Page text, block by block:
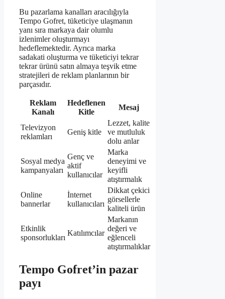
Bu pazarlama kanalları aracılığıyla
Tempo Gofret, tüketiciye ulaşmanın
yanı sıra markaya dair olumlu
izlenimler oluşturmayı
hedeflemektedir. Ayrıca marka
sadakati oluşturma ve tüketiciyi tekrar
tekrar ürünü satın almaya teşvik etme
stratejileri de reklam planlarının bir
parçasıdır.
Reklam
Kanalı
Hedeflenen
Kitle
Mesaj
Televizyon
reklamları
Geniş kitle
Lezzet, kalite
ve mutluluk
dolu anlar
Sosyal medya
kampanyaları
Genç ve
aktif
kullanıcılar
Marka
deneyimi ve
keyifli
atıştırmalık
Online
bannerlar
İnternet
kullanıcıları
Dikkat çekici
görsellerle
kaliteli ürün
Etkinlik
sponsorlukları
Katılımcılar
Markanın
değeri ve
eğlenceli
atıştırmalıklar
Tempo Gofret’in pazar
payı